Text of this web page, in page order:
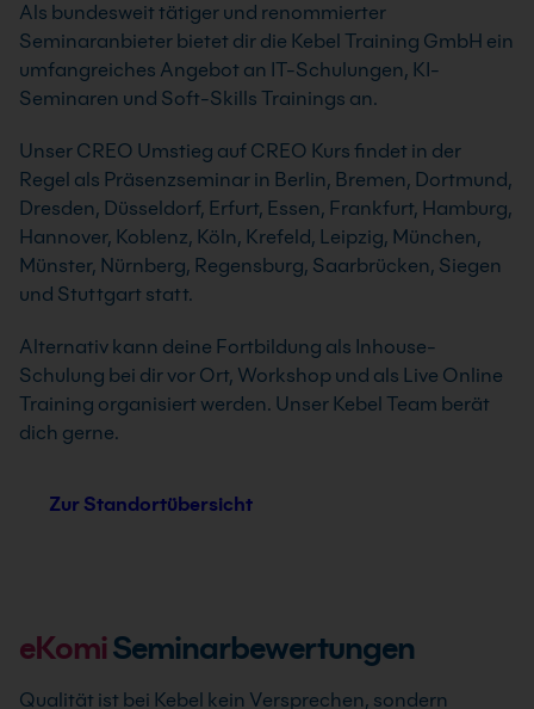
Als bundesweit tätiger und renommierter
Seminaranbieter bietet dir die Kebel Training GmbH ein
umfangreiches Angebot an IT-Schulungen, KI-
Seminaren und Soft-Skills Trainings an.
Unser CREO Umstieg auf CREO Kurs findet in der
Regel als Präsenzseminar in Berlin, Bremen, Dortmund,
Dresden, Düsseldorf, Erfurt, Essen, Frankfurt, Hamburg,
Hannover, Koblenz, Köln, Krefeld, Leipzig, München,
Münster, Nürnberg, Regensburg, Saarbrücken, Siegen
und Stuttgart statt.
Alternativ kann deine Fortbildung als Inhouse-
Schulung bei dir vor Ort, Workshop und als Live Online
Training organisiert werden. Unser Kebel Team berät
dich gerne.
Zur Standortübersicht
eKomiSeminarbewertungen
Qualität ist bei Kebel kein Versprechen, sondern